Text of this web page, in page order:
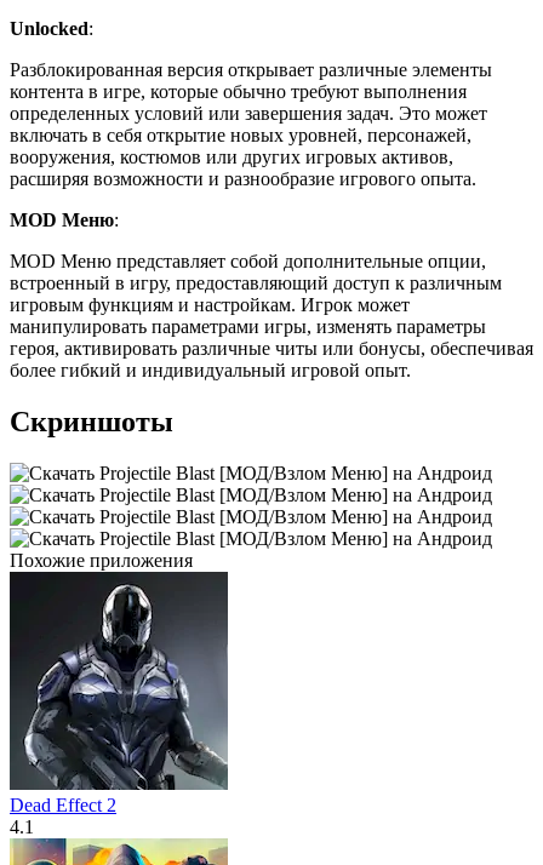
Unlocked:
Разблокированная версия открывает различные элементы
контента в игре, которые обычно требуют выполнения
определенных условий или завершения задач. Это может
включать в себя открытие новых уровней, персонажей,
вооружения, костюмов или других игровых активов,
расширяя возможности и разнообразие игрового опыта.
MOD Меню:
MOD Меню представляет собой дополнительные опции,
встроенный в игру, предоставляющий доступ к различным
игровым функциям и настройкам. Игрок может
манипулировать параметрами игры, изменять параметры
героя, активировать различные читы или бонусы, обеспечивая
более гибкий и индивидуальный игровой опыт.
Скриншоты
Похожие приложения
Dead Effect 2
4.1